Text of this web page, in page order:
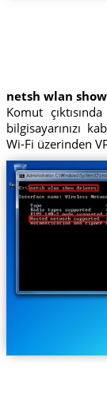
netsh wlan
Komut çıktısında
bilgisayarınızı
Wi-Fi üzerinden